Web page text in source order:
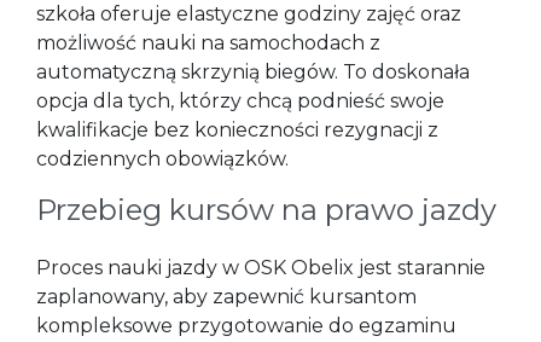
szkoła oferuje elastyczne godziny zajęć oraz
możliwość nauki na samochodach z
automatyczną skrzynią biegów. To doskonała
opcja dla tych, którzy chcą podnieść swoje
kwalifikacje bez konieczności rezygnacji z
codziennych obowiązków.
Przebieg kursów na prawo jazdy
Proces nauki jazdy w OSK Obelix jest starannie
zaplanowany, aby zapewnić kursantom
kompleksowe przygotowanie do egzaminu